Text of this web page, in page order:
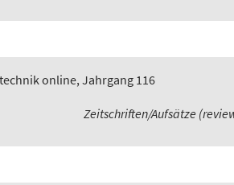
online, Jahrgang 116
Zeitschriften/Aufsätze